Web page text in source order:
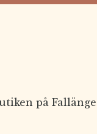
på